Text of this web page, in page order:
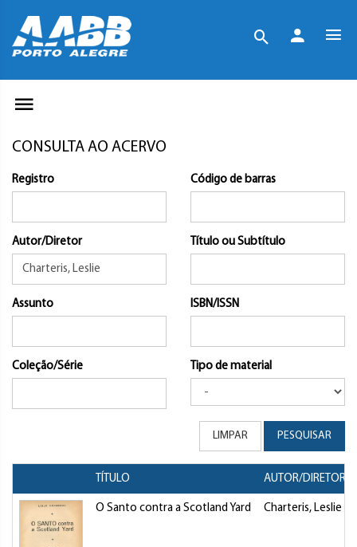
CONSULTA AO ACERVO
Registro Código de barras
Autor/Diretor Título ou Subtítulo
Assunto ISBN/ISSN
Coleção/Série Tipo de material
LIMPAR PESQUISAR
TÍTULO AUTOR/DIRETOR
O Santo contra a Scotland Yard Charteris, Leslie